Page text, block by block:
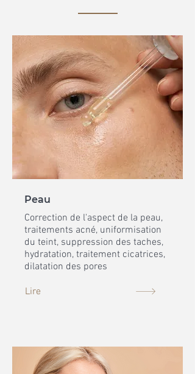
Peau
Correction de l'aspect de la peau,
traitements acné, uniformisation
du teint, suppression des taches,
hydratation, traitement cicatrices,
dilatation des pores
Lire